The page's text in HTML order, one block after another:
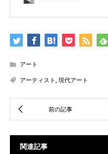
アート
アーティスト ,現代アート
関連記事